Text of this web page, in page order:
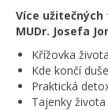
Více
MUDr. Josefa
Křížovka života
Kde končí
Praktická
Tajenky života